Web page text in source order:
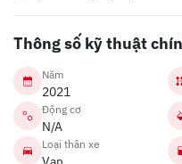
Thông số kỹ thuật
Năm
2021
Động cơ
N/A
Loại thân xe